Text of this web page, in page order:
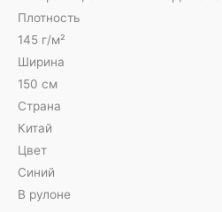
Плотность
145 г/м²
Ширина
150 см
Страна
Китай
Цвет
Синий
В рулоне